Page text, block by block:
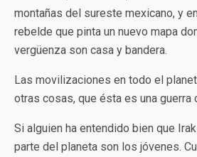
montañas del sureste mexicano, y
rebelde que pinta un nuevo mapa
vergüenza son casa y bandera.
Las movilizaciones en todo el
otras cosas, que ésta es una guerra
Si alguien ha entendido bien que
parte del planeta son los jóvenes.